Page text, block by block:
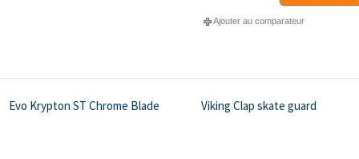
Ajouter au comparateur
Evo Krypton ST Chrome Blade Viking Clap skate guard